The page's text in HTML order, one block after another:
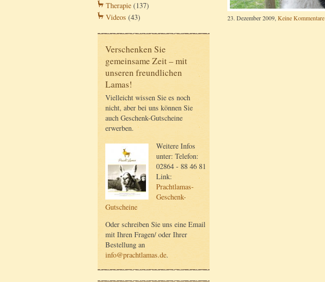
Therapie (137)
Videos (43)
Verschenken Sie
gemeinsame Zeit – mit
unseren freundlichen
Lamas!
Vielleicht wissen Sie es noch
nicht, aber bei uns können Sie
auch Geschenk-Gutscheine
erwerben.
Weitere Infos
unter: Telefon:
02864 - 88 46 81
Link:
Prachtlamas-
Geschenk-
Gutscheine
Oder schreiben Sie uns eine Email
mit Ihren Fragen/ oder Ihrer
Bestellung an
info@prachtlamas.de.
23. Dezember 2009,Keine Kommentare